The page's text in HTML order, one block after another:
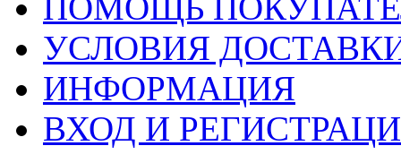
ПОМОЩЬ
УСЛОВИЯ
ИНФОРМАЦИЯ
ВХОД И